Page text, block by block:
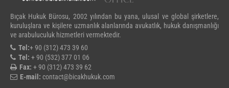
Bıçak Hukuk Bürosu, 2002 yılından bu yana, ulusal ve global şirketlere,
kuruluşlara ve kişilere uzmanlık alanlarında avukatlık, hukuk danışmanlığı
ve arabuluculuk hizmetleri vermektedir.
Tel:+ 90 (312) 473 39 60
Tel: + 90 (532) 377 01 06
Fax: + 90 (312) 473 39 62
E-mail: contact@bicakhukuk.com